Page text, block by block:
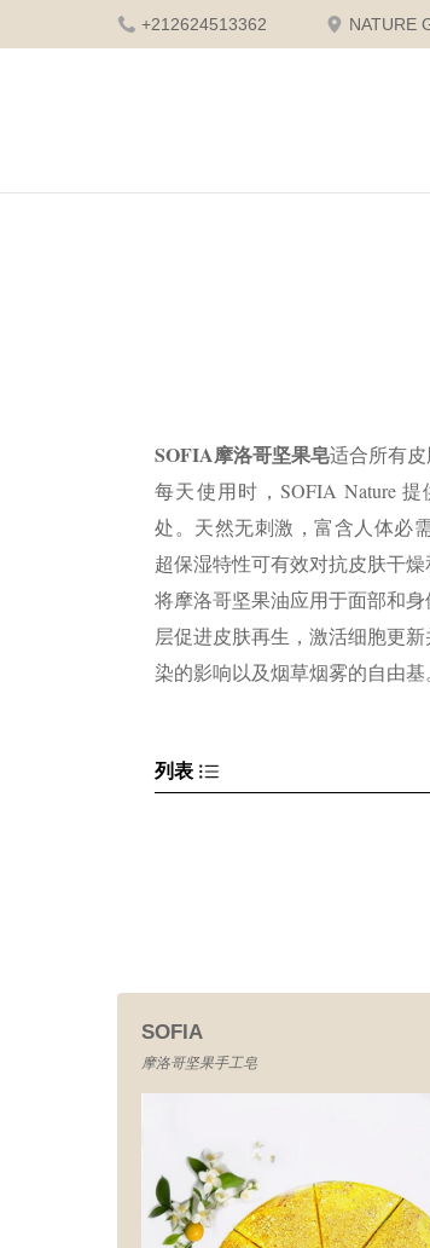
+212624513362 NATURE
SOFIA摩洛哥坚果皂适合所有皮
每天使用时，SOFIA Nature
处。 天然无刺激，富含人体必
超保湿特性可有效对抗皮肤干燥
将摩洛哥坚果油应用于面部和
层促进皮肤再生，激活细胞更
染的影响以及烟草烟雾的自由基
列表
SOFIA
摩洛哥坚果手工皂